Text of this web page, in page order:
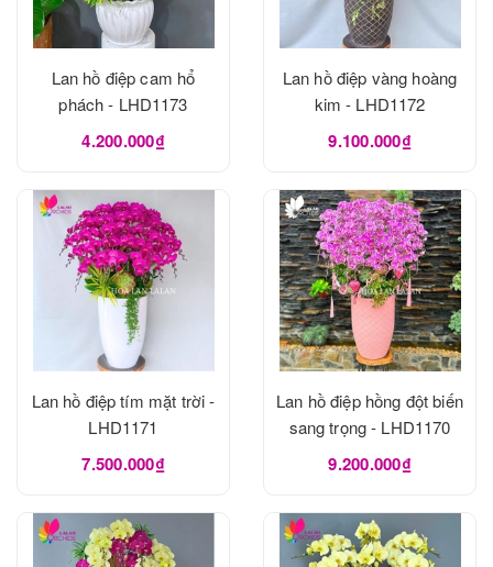
Lan hồ điệp cam hổ
phách - LHD1173
4.200.000₫
Lan hồ điệp vàng hoàng
kim - LHD1172
9.100.000₫
Lan hồ điệp tím mặt trời -
LHD1171
7.500.000₫
Lan hồ điệp hồng đột biến
sang trọng - LHD1170
9.200.000₫